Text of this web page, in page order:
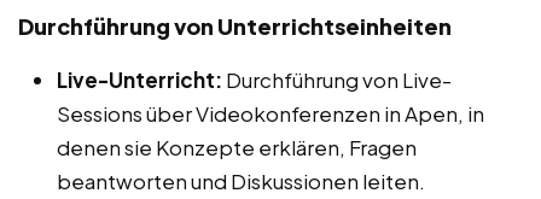
Durchführung von Unterrichtseinheiten
Live-Unterricht: Durchführung von Live-
Sessions über Videokonferenzen in Apen, in
denen sie Konzepte erklären, Fragen
beantworten und Diskussionen leiten.